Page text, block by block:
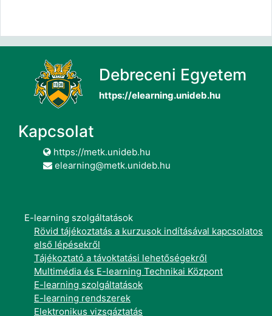
Debreceni Egyetem
https://elearning.unideb.hu
Kapcsolat
https://metk.unideb.hu
elearning@metk.unideb.hu
E-learning szolgáltatások
Rövid tájékoztatás a kurzusok indításával kapcsolatos
első lépésekről
Tájékoztató a távoktatási lehetőségekről
Multimédia és E-learning Technikai Központ
E-learning szolgáltatások
E-learning rendszerek
Elektronikus vizsgáztatás